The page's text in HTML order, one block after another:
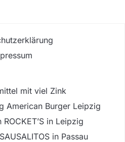
mit viel Zink
American Burger Leipzig
in Leipzig
in Passau